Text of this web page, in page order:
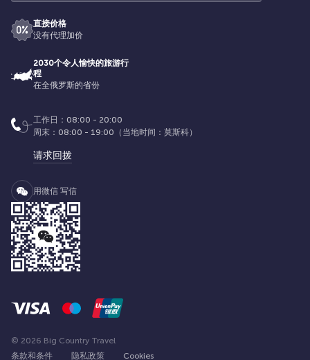
直接价格
没有代理加价
2030个令人愉快的旅游行
程
在全俄罗斯的省份
工作日：08:00 - 20:00
周末：08:00 - 19:00（当地时间：莫斯科）
请求回拨
用微信 写信
条款和条件 隐私政策 Cookies
© 2026 Big Country Travel